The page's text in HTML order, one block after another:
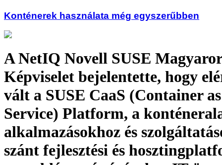
Konténerek használata még egyszerűbben
A NetIQ Novell SUSE
Képviselet bejelentette, hogy
vált a SUSE CaaS (Container
Service) Platform, a
alkalmazásokhoz és
szánt fejlesztési és